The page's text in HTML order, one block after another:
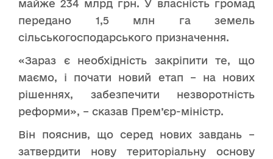
майже 234 млрд грн. У власність громад
передано 1,5 млн га земель
сільськогосподарського призначення.
«Зараз є необхідність закріпити те, що
маємо, і почати новий етап – на нових
рішеннях, забезпечити незворотність
реформи», – сказав Прем’єр-міністр.
Він пояснив, що серед нових завдань –
затвердити нову територіальну основу